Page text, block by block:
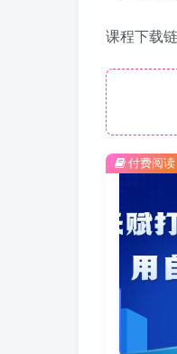
课程下载
付费阅读